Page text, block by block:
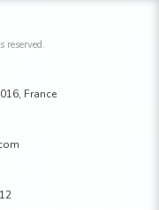
reserved.
France